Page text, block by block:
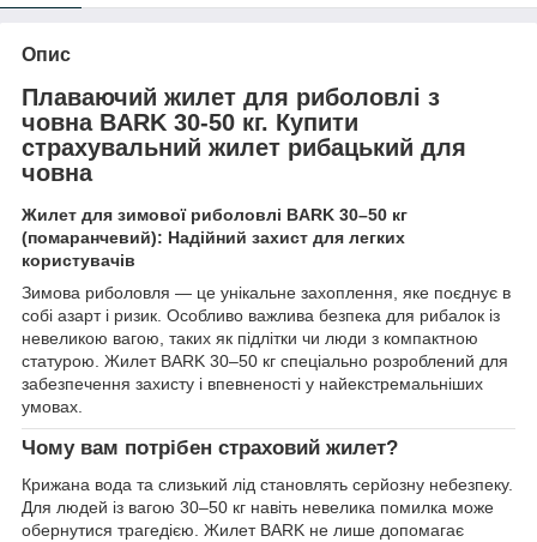
Опис
Плаваючий жилет для риболовлі з
човна BARK 30-50 кг. Купити
страхувальний жилет рибацький для
човна
Жилет для зимової риболовлі BARK 30–50 кг
(помаранчевий): Надійний захист для легких
користувачів
Зимова риболовля — це унікальне захоплення, яке поєднує в
собі азарт і ризик. Особливо важлива безпека для рибалок із
невеликою вагою, таких як підлітки чи люди з компактною
статурою. Жилет BARK 30–50 кг спеціально розроблений для
забезпечення захисту і впевненості у найекстремальніших
умовах.
Чому вам потрібен страховий жилет?
Крижана вода та слизький лід становлять серйозну небезпеку.
Для людей із вагою 30–50 кг навіть невелика помилка може
обернутися трагедією. Жилет BARK не лише допомагає